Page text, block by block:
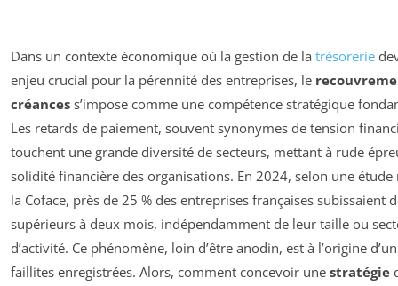
Dans un contexte économique où la gestion de la trésorerie
enjeu crucial pour la pérennité des entreprises, le
créances s’impose comme une compétence stratégique
Les retards de paiement, souvent synonymes de tension
touchent une grande diversité de secteurs, mettant à rude
solidité financière des organisations. En 2024, selon une étude
la Coface, près de 25 % des entreprises françaises subissaient
supérieurs à deux mois, indépendamment de leur taille ou
d’activité. Ce phénomène, loin d’être anodin, est à l’origine
faillites enregistrées. Alors, comment concevoir une stratégie